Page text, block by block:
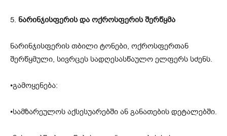
5. ნარინჯისფერის და ოქროსფერის შერწყმა
ნარინჯისფერის თბილი ტონები, ოქროსფერთან
შერწყმული, სივრცეს სადღესასწაულო ელფერს სძენს.
•გამოყენება:
•სამზარეულოს აქსესუარებში ან განათების დეტალებში.